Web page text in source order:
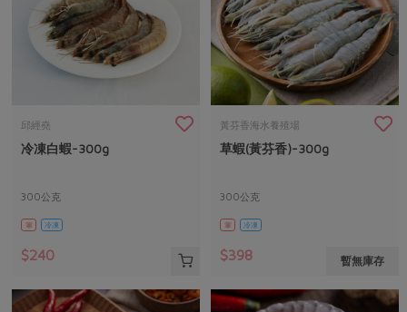
邱經堯
冷凍白蝦-300g
300公克
葷 冷凍
$240
黃芬香海水養殖場
草蝦(黃芬香)-300g
300公克
葷 冷凍
$398 暫無庫存